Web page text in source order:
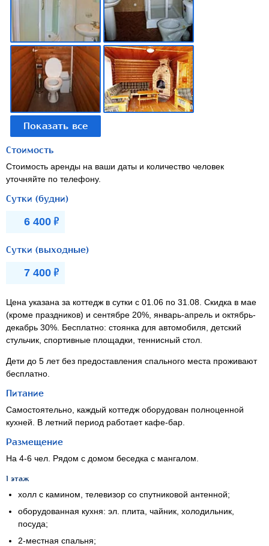
Стоимость
Стоимость аренды на ваши даты и количество человек
уточняйте по телефону.
Сутки (будни)
6 400 Р
Сутки (выходные)
7 400 Р
Цена указана за коттедж в сутки с 01.06 по 31.08. Скидка в мае
(кроме праздников) и сентябре 20%, январь-апрель и октябрь-
декабрь 30%. Бесплатно: стоянка для автомобиля, детский
стульчик, спортивные площадки, теннисный стол.
Дети до 5 лет без предоставления спального места проживают
бесплатно.
Питание
Самостоятельно, каждый коттедж оборудован полноценной
кухней. В летний период работает кафе-бар.
Размещение
На 4-6 чел. Рядом с домом беседка с мангалом.
1 этаж
холл с камином, телевизор со спутниковой антенной;
оборудованная кухня: эл. плита, чайник, холодильник,
посуда;
2-местная спальня;